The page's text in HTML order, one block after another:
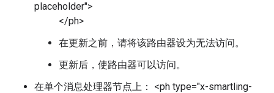
placeholder">
</ph>
在更新之前，请将该路由器设为无法访问。
更新后，使路由器可以访问。
在单个消息处理器节点上： <ph type="x-smartling-